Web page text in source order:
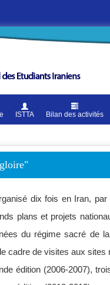
ISTTA Bilan des activités
dix fois en Iran,
plans et projets
du régime sacré de
cadre de visites aux
édition (2006-2007),